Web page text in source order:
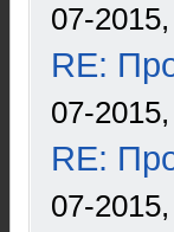
07-
RE:
07-
RE:
07-